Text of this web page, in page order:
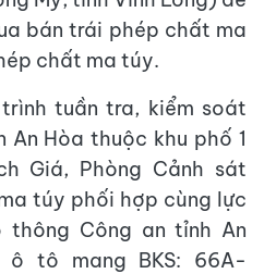
bán trái phép chất ma
chất ma túy‎.
tuần tra, kiểm soát
Hòa thuộc khu phố 1
Giá, Phòng Cảnh sát
túy phối hợp cùng lực
thông Công an tỉnh An
ô tô mang BKS: 66A-